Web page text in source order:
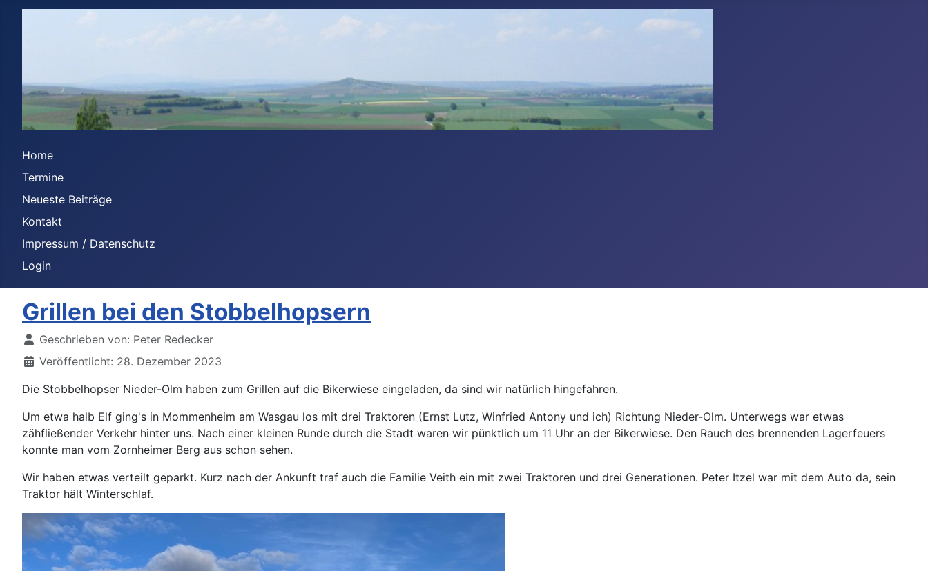
Home
Termine
Neueste Beiträge
Kontakt
Impressum / Datenschutz
Login
Grillen bei den Stobbelhopsern
DetailsGeschrieben von: Peter Redecker
Veröffentlicht: 28. Dezember 2023
Die Stobbelhopser Nieder-Olm haben zum Grillen auf die Bikerwiese eingeladen, da sind wir natürlich hingefahren.
Um etwa halb Elf ging's in Mommenheim am Wasgau los mit drei Traktoren (Ernst Lutz, Winfried Antony und ich) Richtung Nieder-Olm. Unterwegs war etwas
zähfließender Verkehr hinter uns. Nach einer kleinen Runde durch die Stadt waren wir pünktlich um 11 Uhr an der Bikerwiese. Den Rauch des brennenden Lagerfeuers
konnte man vom Zornheimer Berg aus schon sehen.
Wir haben etwas verteilt geparkt. Kurz nach der Ankunft traf auch die Familie Veith ein mit zwei Traktoren und drei Generationen. Peter Itzel war mit dem Auto da, sein
Traktor hält Winterschlaf.